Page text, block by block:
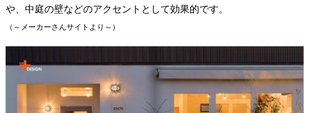
や、中庭の壁などのアクセントとして効果的です。
（～メーカーさんサイトより～）